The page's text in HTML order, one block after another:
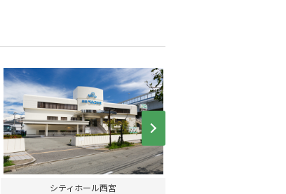
シティホール西宮